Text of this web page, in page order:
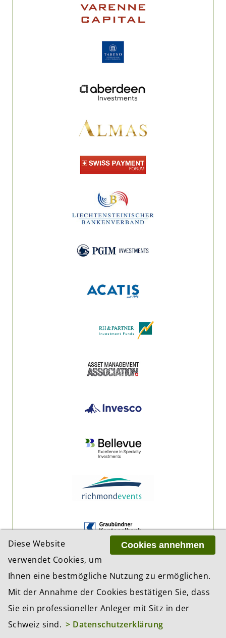
Cookies annehmen
Diese Website
verwendet Cookies, um
Ihnen eine bestmögliche Nutzung zu ermöglichen.
Mit der Annahme der Cookies bestätigen Sie, dass
Sie ein professioneller Anleger mit Sitz in der
Schweiz sind. > Datenschutzerklärung